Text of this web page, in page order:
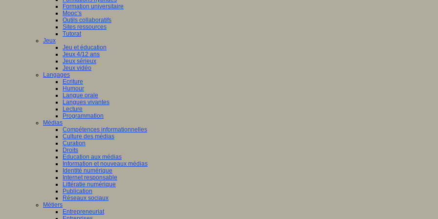
Formation universitaire
Mooc’s
Outils collaboratifs
Sites ressources
Tutorat
Jeux
Jeu et éducation
Jeux 4/12 ans
Jeux sérieux
Jeux vidéo
Langages
Ecriture
Humour
Langue orale
Langues vivantes
Lecture
Programmation
Médias
Compétences informationnelles
Culture des médias
Curation
Droits
Education aux médias
Information et nouveaux médias
Identité numérique
Internet responsable
Littératie numérique
Publication
Réseaux sociaux
Métiers
Entrepreneuriat